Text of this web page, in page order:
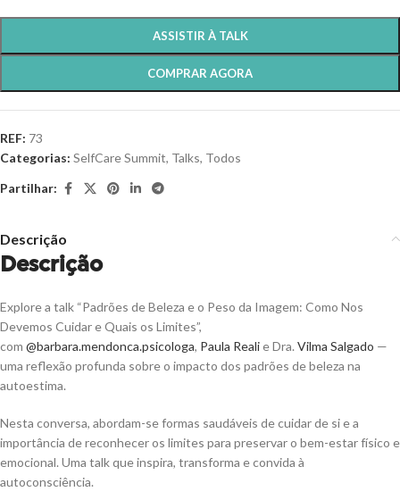
ASSISTIR À TALK
COMPRAR AGORA
REF: 73
Categorias: SelfCare Summit, Talks, Todos
Partilhar:
Descrição
Descrição
Explore a talk “Padrões de Beleza e o Peso da Imagem: Como Nos
Devemos Cuidar e Quais os Limites”,
com @barbara.mendonca.psicologa, Paula Realie Dra. Vilma Salgado —
uma reflexão profunda sobre o impacto dos padrões de beleza na
autoestima.
Nesta conversa, abordam-se formas saudáveis de cuidar de si e a
importância de reconhecer os limites para preservar o bem-estar físico e
emocional. Uma talk que inspira, transforma e convida à
autoconsciência.